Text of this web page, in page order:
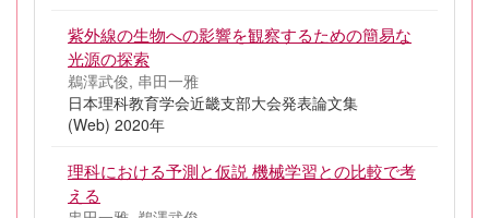
紫外線の生物への影響を観察するための簡易な
光源の探索
鵜澤武俊, 串田一雅
日本理科教育学会近畿支部大会発表論文集
(Web) 2020年
理科における予測と仮説 機械学習との比較で考
える